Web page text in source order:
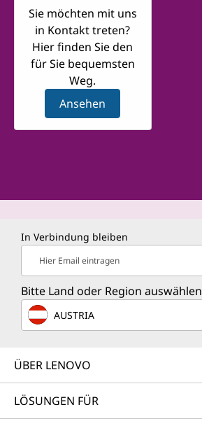
Sie möchten mit uns
in Kontakt treten?
Hier finden Sie den
für Sie bequemsten
Weg.
Ansehen
In Verbindung bleiben
Hier Email eintragen
Bitte Land oder Region auswählen
AUSTRIA
ÜBER LENOVO
LÖSUNGEN FÜR